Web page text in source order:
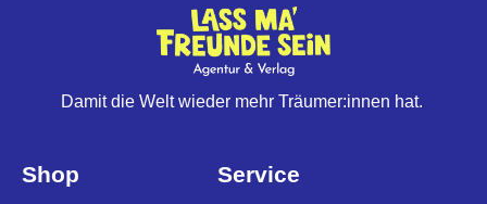
Damit die Welt wieder mehr Träumer:innen hat.
Shop Service